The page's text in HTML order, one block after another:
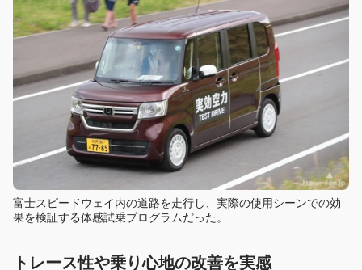
富士スピードウェイ内の道路を走行し、実際の使用シーンでの効
果を検証する体感試乗プログラムだった。
トレース性や乗り心地の改善を実感